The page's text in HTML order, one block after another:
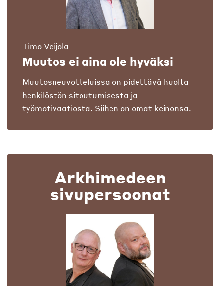
Timo Veijola
Muutos ei aina ole hyväksi
Muutosneuvotteluissa on pidettävä huolta
henkilöstön sitoutumisesta ja
työmotivaatiosta. Siihen on omat keinonsa.
Arkhimedeen
sivupersoonat